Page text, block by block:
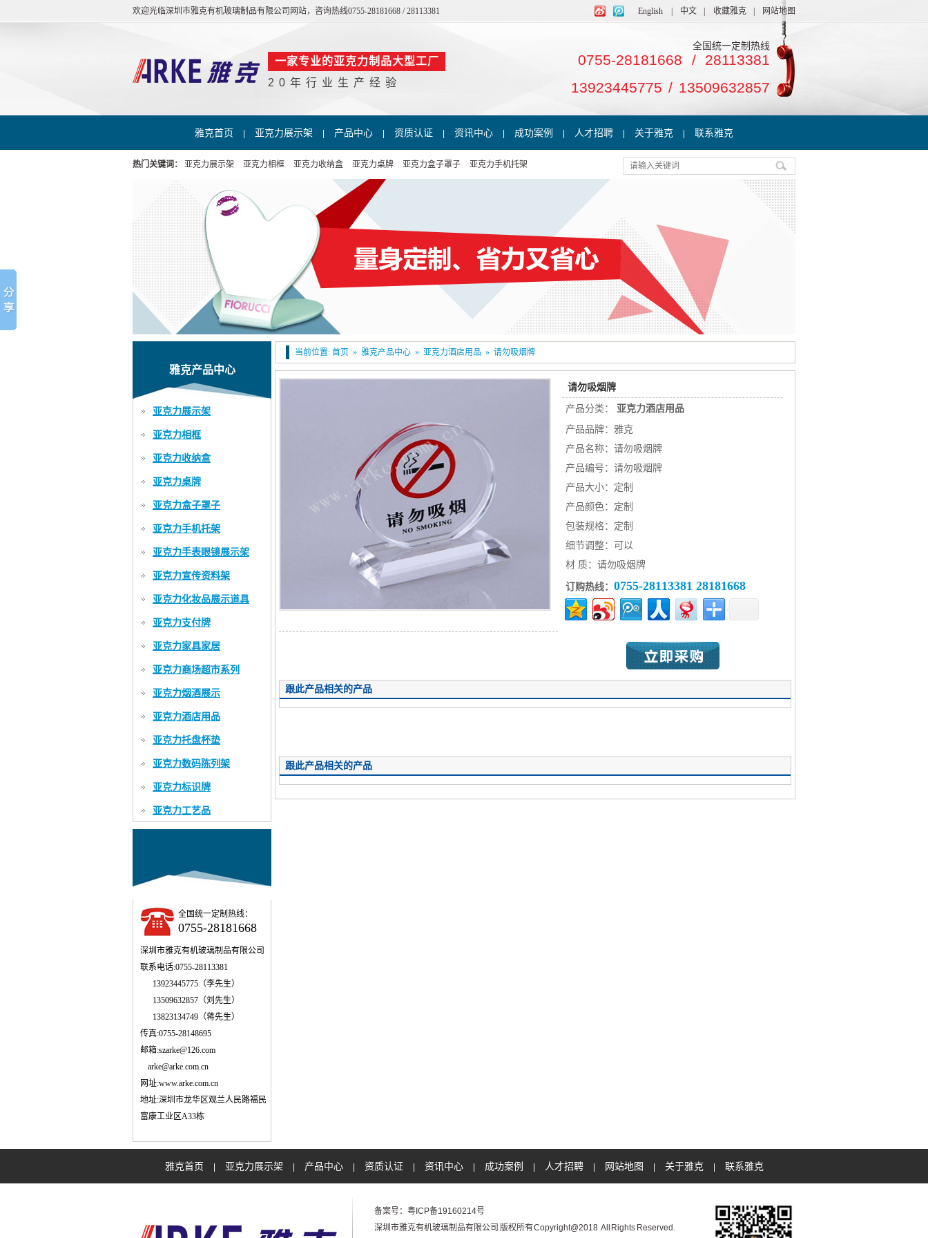
English 中文 收藏雅克 网站地图
欢迎光临深圳市雅克有机玻璃制品有限公司网站，咨询热线0755-28181668 / 28113381
一家专业的亚克力制品大型工厂
20年行业生产经验
全国统一定制热线
0755-28181668 / 28113381
13923445775 / 13509632857
雅克首页 亚克力展示架 产品中心 资质认证 资讯中心 成功案例 人才招聘 关于雅克 联系雅克
热门关键词： 亚克力展示架 亚克力相框 亚克力收纳盒 亚克力桌牌 亚克力盒子罩子 亚克力手机托架
当前位置: 首页 » 雅克产品中心 » 亚克力酒店用品 » 请勿吸烟牌
请勿吸烟牌
产品分类： 亚克力酒店用品
产品品牌：雅克
产品名称：请勿吸烟牌
产品编号：请勿吸烟牌
产品大小：定制
产品颜色：定制
包装规格：定制
细节调整：可以
材 质：请勿吸烟牌
订购热线： 0755-28113381 28181668
跟此产品相关的产品
跟此产品相关的产品
雅克产品中心
亚克力展示架
亚克力相框
亚克力收纳盒
亚克力桌牌
亚克力盒子罩子
亚克力手机托架
亚克力手表眼镜展示架
亚克力宣传资料架
亚克力化妆品展示道具
亚克力支付牌
亚克力家具家居
亚克力商场超市系列
亚克力烟酒展示
亚克力酒店用品
亚克力托盘杯垫
亚克力数码陈列架
亚克力标识牌
亚克力工艺品
全国统一定制热线：
0755-28181668
深圳市雅克有机玻璃制品有限公司
联系电话:0755-28113381
13923445775（李先生）
13509632857（刘先生）
13823134749（蒋先生）
传真:0755-28148695
邮箱:szarke@126.com
arke@arke.com.cn
网址:www.arke.com.cn
地址:深圳市龙华区观兰人民路福民
富康工业区A33栋
雅克首页 亚克力展示架 产品中心 资质认证 资讯中心 成功案例 人才招聘 网站地图 关于雅克 联系雅克
备案号： 粤ICP备19160214号
深圳市雅克有机玻璃制品有限公司 版权所有 Copyright@2018 All Rights Reserved.